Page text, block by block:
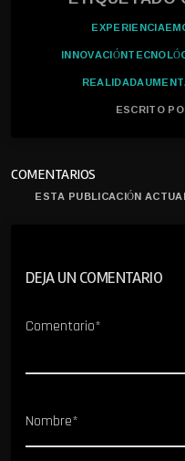
ESCRITO
COMENTARIOS
ESTA PUBLICACIÓN
DEJA UN COMENTARIO
Comentario*
Nombre*